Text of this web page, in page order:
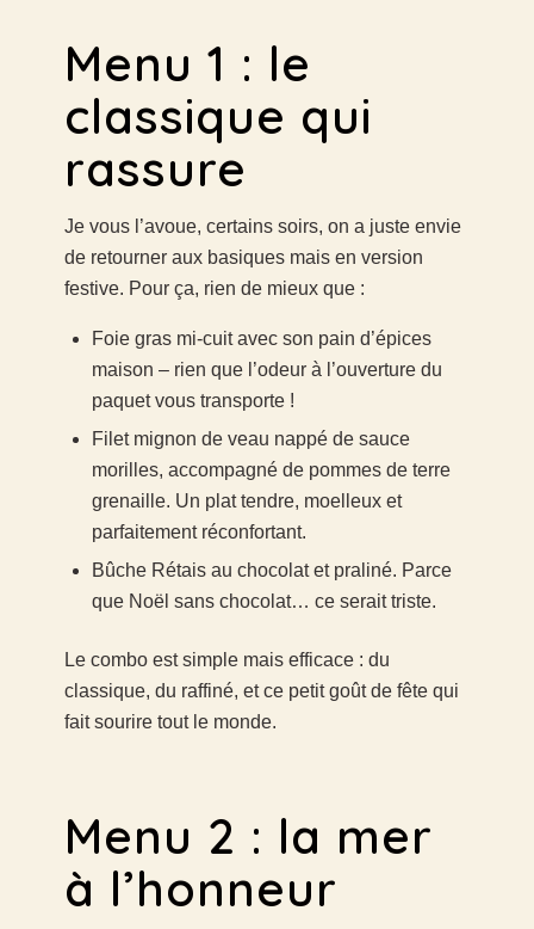
Menu 1 : le
classique qui
rassure
Je vous l’avoue, certains soirs, on a juste envie
de retourner aux basiques mais en version
festive. Pour ça, rien de mieux que :
Foie gras mi-cuit avec son pain d’épices
maison – rien que l’odeur à l’ouverture du
paquet vous transporte !
Filet mignon de veau nappé de sauce
morilles, accompagné de pommes de terre
grenaille. Un plat tendre, moelleux et
parfaitement réconfortant.
Bûche Rétais au chocolat et praliné. Parce
que Noël sans chocolat… ce serait triste.
Le combo est simple mais efficace : du
classique, du raffiné, et ce petit goût de fête qui
fait sourire tout le monde.
Menu 2 : la mer
à l’honneur